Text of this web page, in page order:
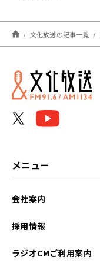
文化放送の記事一覧
メニュー
会社案内
採用情報
ラジオCMご利用案内